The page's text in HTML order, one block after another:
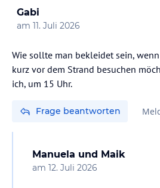
Gabi
am 11. Juli 2026
Wie sollte man bekleidet sein,
kurz vor dem Strand besuchen
ich, um 15 Uhr.
Frage beantworten
Manuela und Maik
am 12. Juli 2026